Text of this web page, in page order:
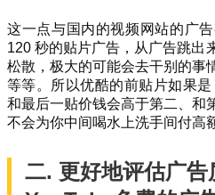
这一点与国内的视频网站的广
120 秒的贴片广告，从广告跳出
松散，极大的可能会去干别的事
等等。所以优酷的前贴片如果
和最后一贴价钱会高于第二、和
不会为你中间喝水上洗手间付高
二. 更好地评估广告